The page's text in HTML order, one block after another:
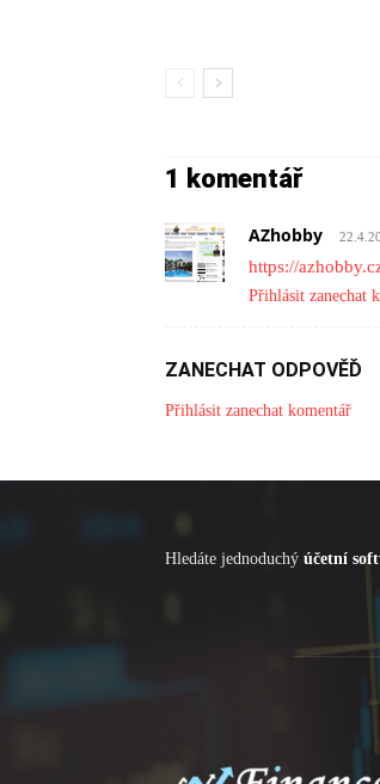
1 komentář
AZhobby
https://
Přihlásit zanechat
ZANECHAT ODPOVĚĎ
Přihlásit zanechat komentář
Hledáte jednoduchý účetní